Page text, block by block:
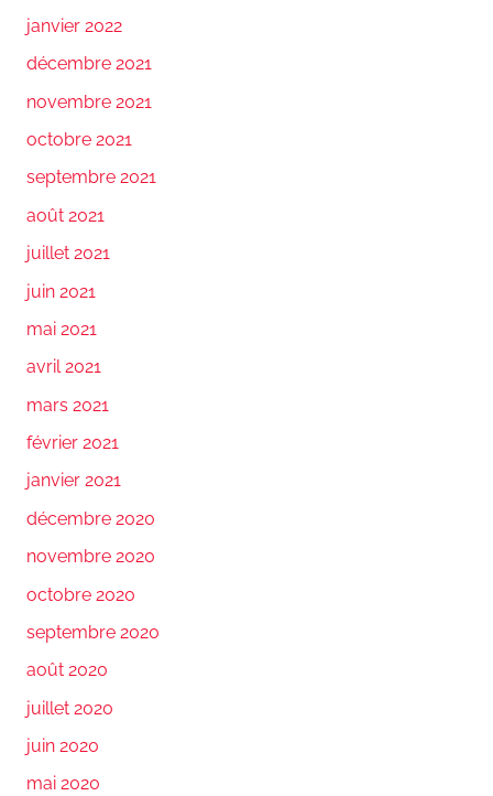
janvier 2022
décembre 2021
novembre 2021
octobre 2021
septembre 2021
août 2021
juillet 2021
juin 2021
mai 2021
avril 2021
mars 2021
février 2021
janvier 2021
décembre 2020
novembre 2020
octobre 2020
septembre 2020
août 2020
juillet 2020
juin 2020
mai 2020